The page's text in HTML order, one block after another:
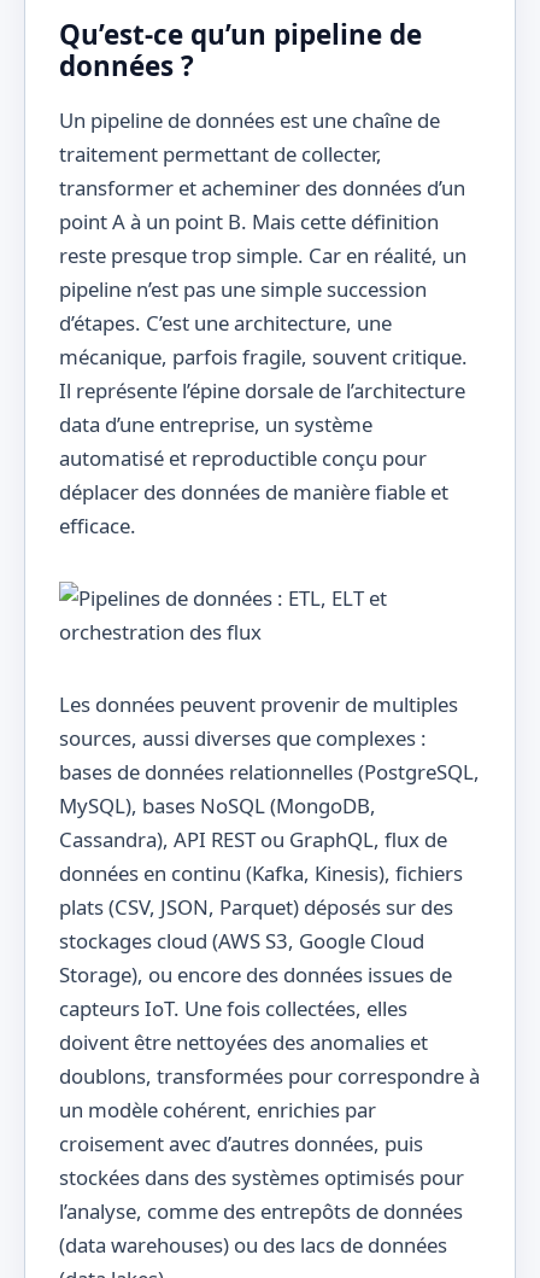
Qu’est-ce qu’un pipeline de
données ?
Un pipeline de données est une chaîne de
traitement permettant de collecter,
transformer et acheminer des données d’un
point A à un point B. Mais cette définition
reste presque trop simple. Car en réalité, un
pipeline n’est pas une simple succession
d’étapes. C’est une architecture, une
mécanique, parfois fragile, souvent critique.
Il représente l’épine dorsale de l’architecture
data d’une entreprise, un système
automatisé et reproductible conçu pour
déplacer des données de manière fiable et
efficace.
Les données peuvent provenir de multiples
sources, aussi diverses que complexes :
bases de données relationnelles (PostgreSQL,
MySQL), bases NoSQL (MongoDB,
Cassandra), API REST ou GraphQL, flux de
données en continu (Kafka, Kinesis), fichiers
plats (CSV, JSON, Parquet) déposés sur des
stockages cloud (AWS S3, Google Cloud
Storage), ou encore des données issues de
capteurs IoT. Une fois collectées, elles
doivent être nettoyées des anomalies et
doublons, transformées pour correspondre à
un modèle cohérent, enrichies par
croisement avec d’autres données, puis
stockées dans des systèmes optimisés pour
l’analyse, comme des entrepôts de données
(data warehouses) ou des lacs de données